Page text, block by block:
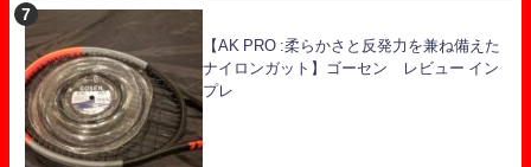
【AK PRO :柔らかさと反発力を兼ね備えた
ナイロンガット】ゴーセン レビュー イン
プレ